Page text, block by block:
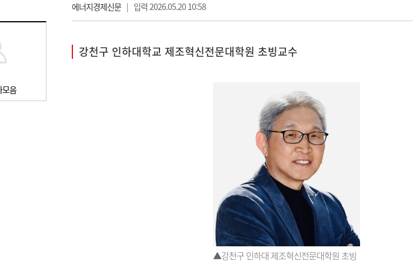
모음
에너지경제신문| 입력 2026.05.20 10:58
강천구 인하대학교 제조혁신전문대학원 초빙교수
▲강천구 인하대 제조혁신전문대학원 초빙